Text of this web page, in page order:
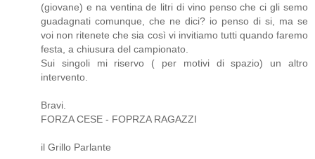
(giovane) e na ventina de litri di vino penso che ci gli semo
guadagnati comunque, che ne dici? io penso di si, ma se
voi non ritenete che sia così vi invitiamo tutti quando faremo
festa, a chiusura del campionato.
Sui singoli mi riservo ( per motivi di spazio) un altro
intervento.
Bravi.
FORZA CESE - FOPRZA RAGAZZI
il Grillo Parlante